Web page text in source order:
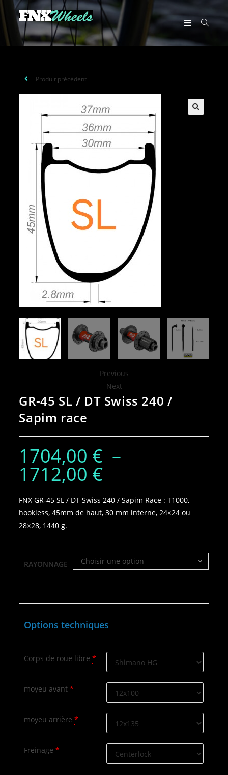
Produit précédent
Previous
Next
GR-45 SL / DT Swiss 240 /
Sapim race
1704,00 € –
1712,00 €
FNX GR‑45 SL / DT Swiss 240 / Sapim Race : T1000,
hookless, 45mm de haut, 30 mm interne, 24×24 ou
28×28, 1440 g.
RAYONNAGE Choisir une option
Options techniques
Corps de roue libre *
moyeu avant *
moyeu arrière *
Freinage *